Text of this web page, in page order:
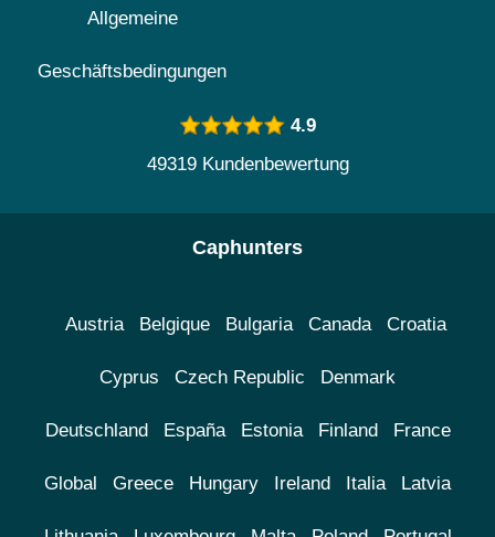
Allgemeine
Geschäftsbedingungen
4.9
49319 Kundenbewertung
Caphunters
Austria Belgique Bulgaria Canada Croatia
Cyprus Czech Republic Denmark
Deutschland España Estonia Finland France
Global Greece Hungary Ireland Italia Latvia